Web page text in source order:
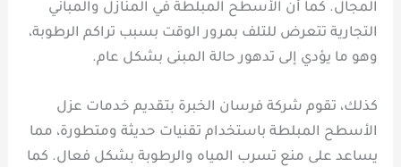
المجال. كما أن الأسطح المبلطة في المنازل والمباني
التجارية تتعرض للتلف بمرور الوقت بسبب تراكم الرطوبة،
وهو ما يؤدي إلى تدهور حالة المبنى بشكل عام.
كذلك، تقوم شركة فرسان الخبرة بتقديم خدمات عزل
الأسطح المبلطة باستخدام تقنيات حديثة ومتطورة، مما
يساعد على منع تسرب المياه والرطوبة بشكل فعال. كما